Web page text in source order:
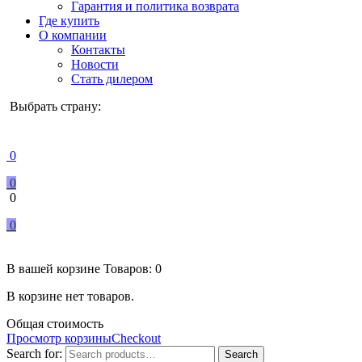
Гарантия и политика возврата
Где купить
О компании
Контакты
Новости
Стать дилером
Выбрать страну:
0
0
0
0
В вашей корзине Товаров: 0
В корзине нет товаров.
Общая стоимость
Просмотр корзиныCheckout
Search for:
Search